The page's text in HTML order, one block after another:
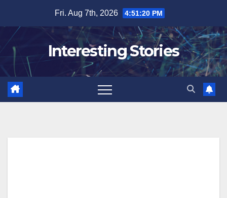
content
Fri. Aug 7th, 2026 4:51:21 PM
Interesting Stories